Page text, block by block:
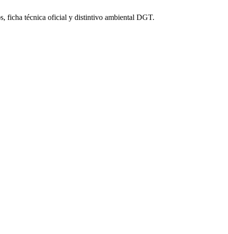
ficha técnica oficial y distintivo ambiental DGT.